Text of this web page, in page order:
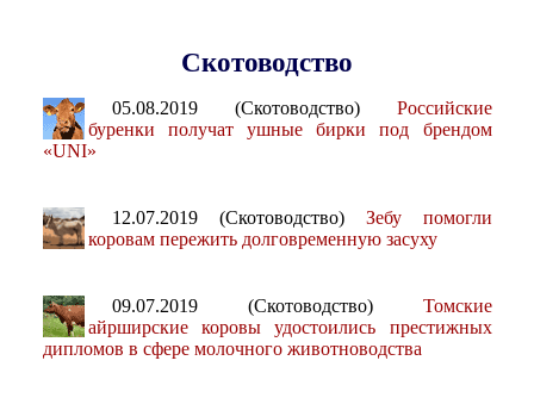
Скотоводство
05.08.2019 (Скотоводство) Российские
буренки получат ушные бирки под брендом
«UNI»
12.07.2019 (Скотоводство) Зебу помогли
коровам пережить долговременную засуху
09.07.2019 (Скотоводство) Томские
айрширские коровы удостоились престижных
дипломов в сфере молочного животноводства